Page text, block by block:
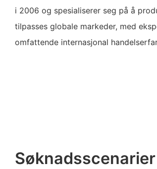
i 2006 og spesialiserer seg på å
tilpasses globale markeder, med
omfattende internasjonal
Søknadsscenarier